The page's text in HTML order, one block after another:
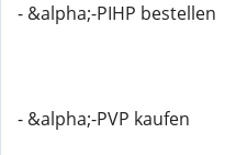
- &alpha;-PIHP bestellen
- &alpha;-PVP kaufen